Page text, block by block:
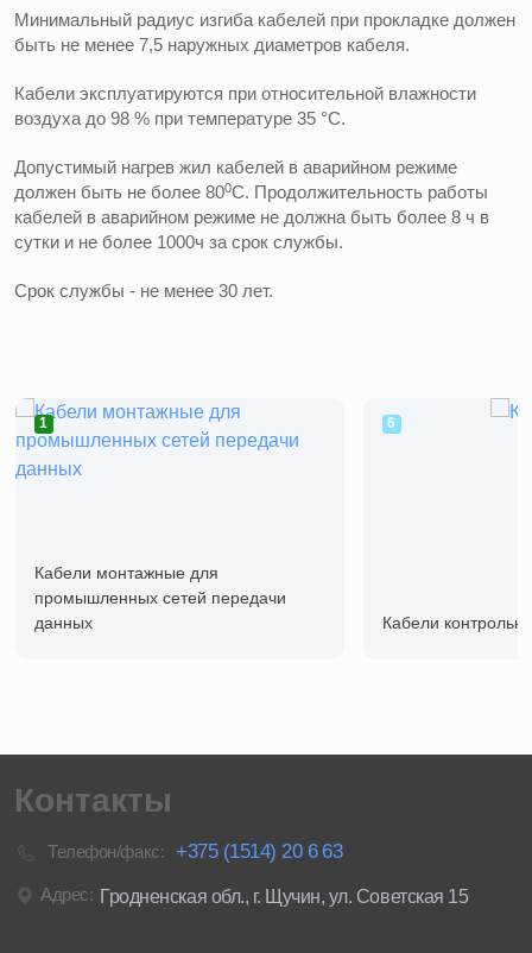
Минимальный радиус изгиба кабелей при прокладке должен
быть не менее 7,5 наружных диаметров кабеля.
Кабели эксплуатируются при относительной влажности
воздуха до 98 % при температуре 35 °С.
Допустимый нагрев жил кабелей в аварийном режиме
должен быть не более 800С. Продолжительность работы
кабелей в аварийном режиме не должна быть более 8 ч в
сутки и не более 1000ч за срок службы.
Срок службы - не менее 30 лет.
1
Кабели монтажные для
промышленных сетей передачи
данных
6
Кабели
Контакты
Телефон/факс: +375 (1514) 20 6 63
Адрес: Гродненская обл., г. Щучин, ул. Советская 15